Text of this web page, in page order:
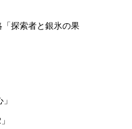
探索者と銀氷の果